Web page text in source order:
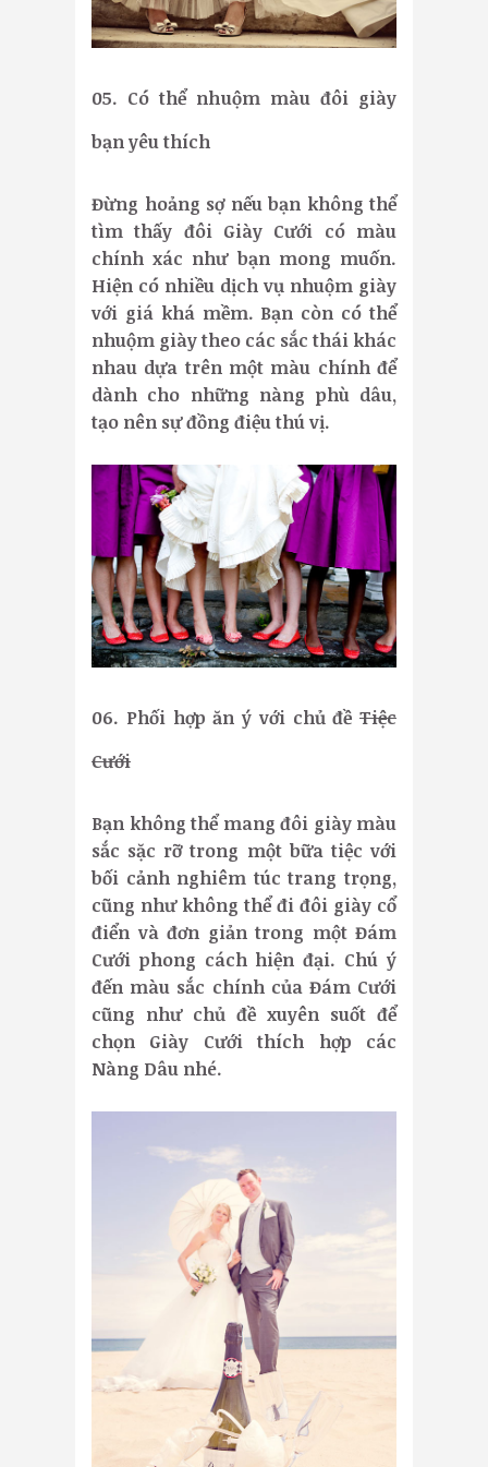
05. Có thể nhuộm màu đôi giày
bạn yêu thích
Đừng hoảng sợ nếu bạn không thể
tìm thấy đôi Giày Cưới có màu
chính xác như bạn mong muốn.
Hiện có nhiều dịch vụ nhuộm giày
với giá khá mềm. Bạn còn có thể
nhuộm giày theo các sắc thái khác
nhau dựa trên một màu chính để
dành cho những nàng phù dâu,
tạo nên sự đồng điệu thú vị.
06. Phối hợp ăn ý với chủ đề Tiệc
Cưới
Bạn không thể mang đôi giày màu
sắc sặc rỡ trong một bữa tiệc với
bối cảnh nghiêm túc trang trọng,
cũng như không thể đi đôi giày cổ
điển và đơn giản trong một Đám
Cưới phong cách hiện đại. Chú ý
đến màu sắc chính của Đám Cưới
cũng như chủ đề xuyên suốt để
chọn Giày Cưới thích hợp các
Nàng Dâu nhé.